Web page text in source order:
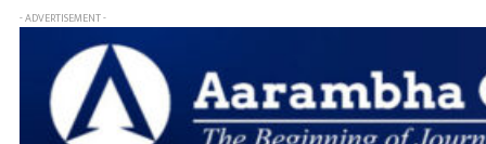
- ADVERTISEMENT -